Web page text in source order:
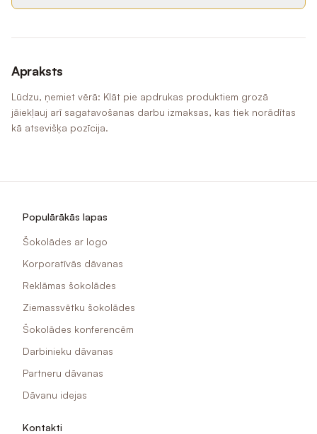
Apraksts
Lūdzu, ņemiet vērā: Klāt pie apdrukas produktiem grozā
jāiekļauj arī sagatavošanas darbu izmaksas, kas tiek norādītas
kā atsevišķa pozīcija.
Populārākās lapas
Šokolādes ar logo
Korporatīvās dāvanas
Reklāmas šokolādes
Ziemassvētku šokolādes
Šokolādes konferencēm
Darbinieku dāvanas
Partneru dāvanas
Dāvanu idejas
Kontakti